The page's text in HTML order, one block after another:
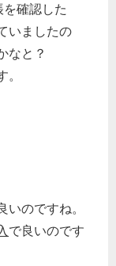
確認した
いましたの
なと？
いのですね。
で良いのです